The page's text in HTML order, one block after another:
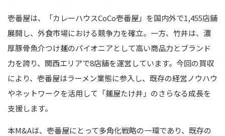
壱番屋は、「カレーハウスCoCo壱番屋」を国内外で1,455店舗
展開し、外食市場における競争力を確立。一方、竹井は、濃
厚豚骨魚介つけ麺のパイオニアとして高い商品力とブランド
力を誇り、関西エリアで8店舗を運営しています。今回の買収
により、壱番屋はラーメン業態に参入し、既存の経営ノウハウ
やネットワークを活用して「麺屋たけ井」のさらなる成長を
支援します。
本M&Aは、壱番屋にとって多角化戦略の一環であり、既存の